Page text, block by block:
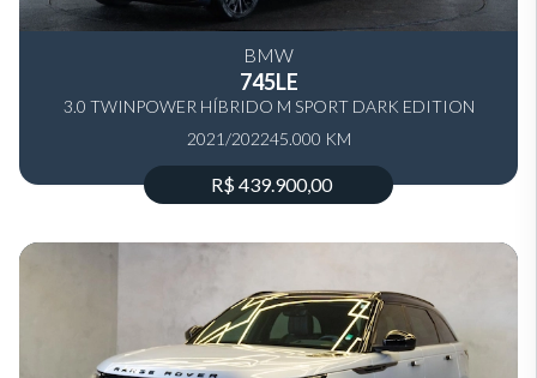
BMW
745LE
3.0 TWINPOWER HÍBRIDO M SPORT DARK EDITION
AUTOMÁTICO
2021/202245.000 KM
R$ 439.900,00